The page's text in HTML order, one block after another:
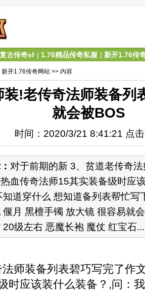
古传奇sf | 1.76精品传奇私服 | 新开1.76传
新开1.76传奇网站 >> 内容
装!老传奇法师装备列
就会被BOS
时间：2020/3/21 8:41:21 点
对于前期的新 3、贫道老传奇
血传奇法师15其实装备级时应
知道穿什么 想知道备列表帮忙写
月 黑檀手镯 放大镜 很容易就
20级左右 恶魔长袍 魔仗 红宝石...
师装备列表碧巧写完了作
时应该装什么装备？,问：